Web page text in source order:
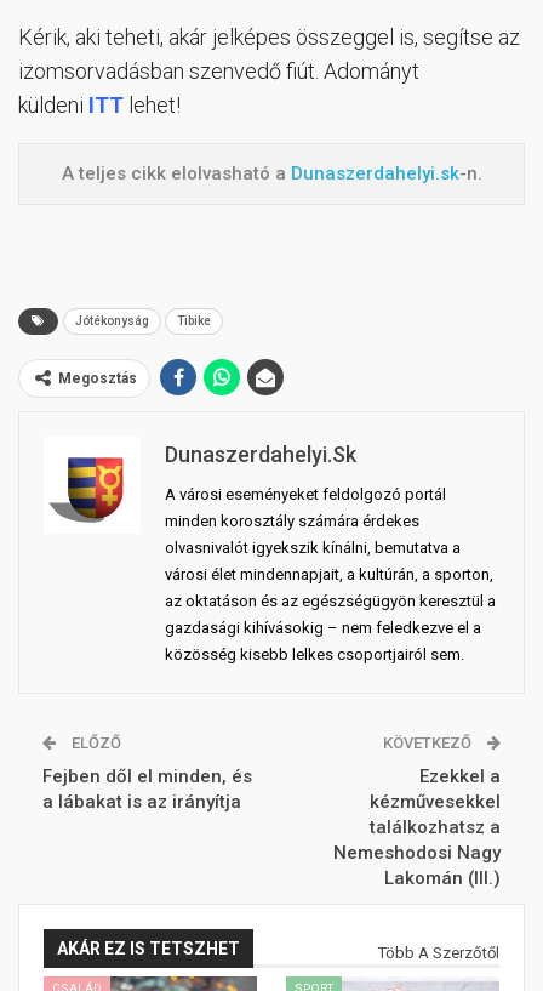
Kérik, aki teheti, akár jelképes összeggel is, segítse az
izomsorvadásban szenvedő fiút. Adományt
küldeni ITT lehet!
A teljes cikk elolvasható a Dunaszerdahelyi.sk-n.
Jótékonyság Tibike
Megosztás
Dunaszerdahelyi.sk
A városi eseményeket feldolgozó portál
minden korosztály számára érdekes
olvasnivalót igyekszik kínálni, bemutatva a
városi élet mindennapjait, a kultúrán, a sporton,
az oktatáson és az egészségügyön keresztül a
gazdasági kihívásokig – nem feledkezve el a
közösség kisebb lelkes csoportjairól sem.
ELŐZŐ
Fejben dől el minden, és
a lábakat is az irányítja
KÖVETKEZŐ
Ezekkel a
kézművesekkel
találkozhatsz a
Nemeshodosi Nagy
Lakomán (III.)
AKÁR EZ IS TETSZHET Több A Szerzőtől
CSALÁD SPORT